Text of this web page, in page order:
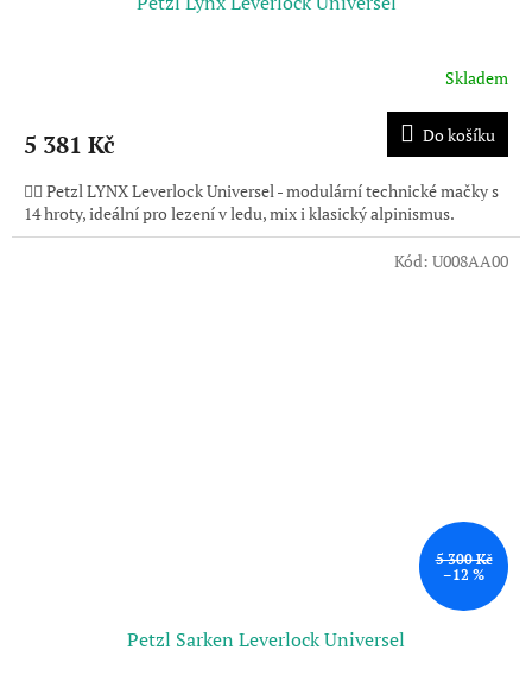
Skladem
5 381 Kč Do košíku
🧗‍♂️ Petzl LYNX Leverlock Universel - modulární technické mačky s
14 hroty, ideální pro lezení v ledu, mix i klasický alpinismus.
5 300 Kč
–12 %
Petzl Sarken Leverlock Universel
Kód: U008AA00